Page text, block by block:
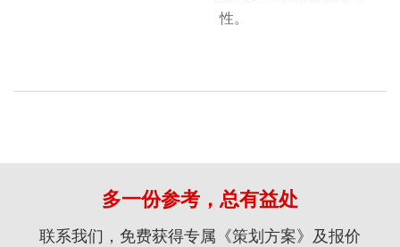
性。
多一份参考，总有益处
联系我们，免费获得专属《策划方案》及报价